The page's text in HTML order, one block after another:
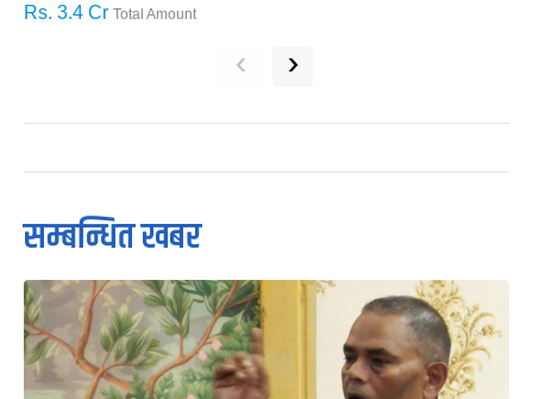
Rs. 3.4 Cr Total Amount
‹ ›
सम्बन्धित खबर